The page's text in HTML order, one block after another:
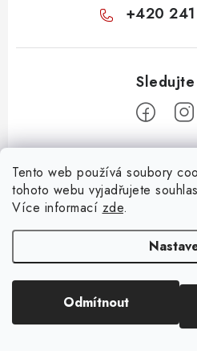
Tento web používá soubory
tohoto webu vyjadřujete
Více informací zde.
Odmítnout
+420
Z
Informace pro vás
KONTAKTY
BLOG
Vytvořil
Copyright 2026Huml Music .